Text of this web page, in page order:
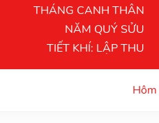
THÁNG CANH THÂN
NĂM QUÝ SỬU
TIẾT KHÍ: LẬP THU